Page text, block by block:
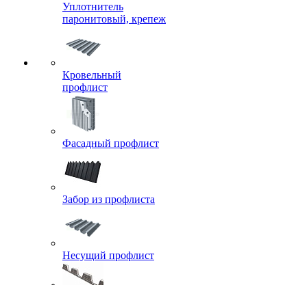
Уплотнитель
паронитовый, крепеж
Кровельный
профлист
Фасадный профлист
Забор из профлиста
Несущий профлист